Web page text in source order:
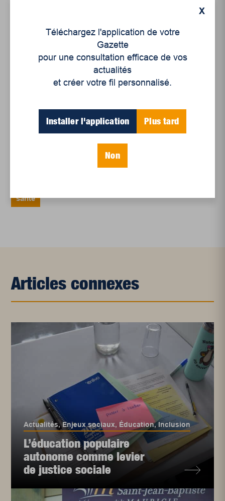
Un siècle de Mauriciennes dans la presse
Juillet 2026
Le sport professionnel féminin : en mouvement,
Et les politiques peinent à suivre
Le sommeil, nouveau défi de santé publique
santé
Articles connexes
Actualités,Enjeux sociaux, Éducation, Inclusion
L’éducation populaire
autonome comme levier
de justice sociale
X
Téléchargez l'application de votre
Gazette
pour une consultation efficace de vos
actualités
et créer votre fil personnalisé.
Installer l'application Plus tard
Non